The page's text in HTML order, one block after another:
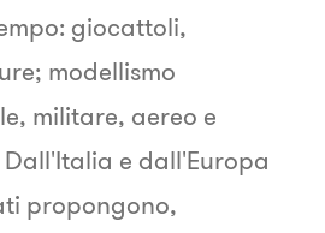
giocattoli,
modellismo
militare, aereo e
e dall'Europa
propongono,